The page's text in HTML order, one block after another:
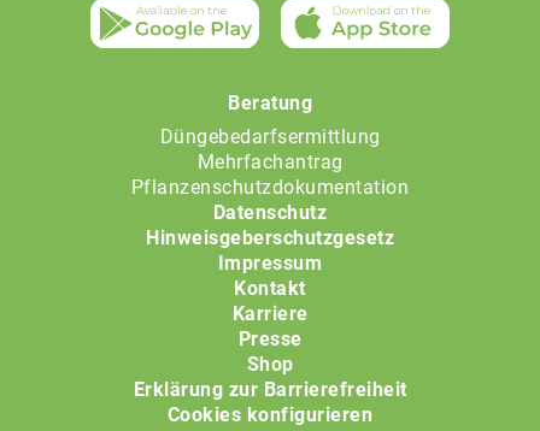
Beratung
Düngebedarfsermittlung
Mehrfachantrag
Pflanzenschutzdokumentation
Datenschutz
Hinweisgeberschutzgesetz
Impressum
Kontakt
Karriere
Presse
Shop
Erklärung zur Barrierefreiheit
Cookies konfigurieren